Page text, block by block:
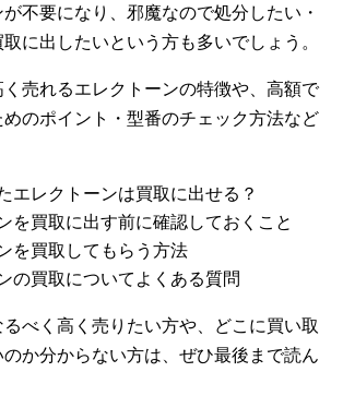
不要になり、邪魔なので処分したい・
に出したいという方も多いでしょう。
売れるエレクトーンの特徴や、高額で
のポイント・型番のチェック方法など
エレクトーンは買取に出せる？
を買取に出す前に確認しておくこと
を買取してもらう方法
の買取についてよくある質問
べく高く売りたい方や、どこに買い取
か分からない方は、ぜひ最後まで読ん